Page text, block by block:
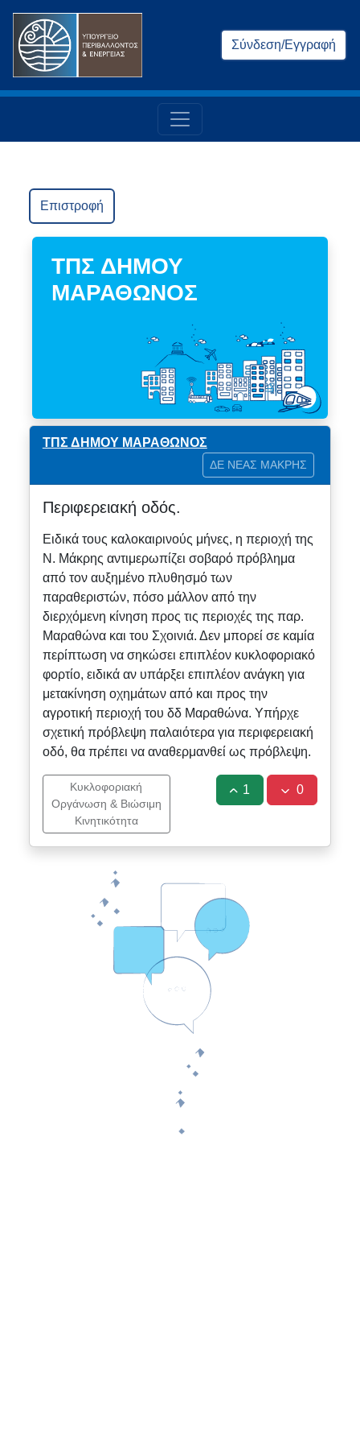
Σύνδεση/Εγγραφή
Επιστροφή
ΤΠΣ ΔΗΜΟΥ
ΜΑΡΑΘΩΝΟΣ
ΤΠΣ ΔΗΜΟΥ ΜΑΡΑΘΩΝΟΣ
ΔΕ ΝΕΑΣ ΜΑΚΡΗΣ
Περιφερειακή οδός.
Ειδικά τους καλοκαιρινούς μήνες, η περιοχή της
Ν. Μάκρης αντιμερωπίζει σοβαρό πρόβλημα
από τον αυξημένο πλυθησμό των
παραθεριστών, πόσο μάλλον από την
διερχόμενη κίνηση προς τις περιοχές της παρ.
Μαραθώνα και του Σχοινιά. Δεν μπορεί σε καμία
περίπτωση να σηκώσει επιπλέον κυκλοφοριακό
φορτίο, ειδικά αν υπάρξει επιπλέον ανάγκη για
μετακίνηση οχημάτων από και προς την
αγροτική περιοχή του δδ Μαραθώνα. Υπήρχε
σχετική πρόβλεψη παλαιότερα για περιφερειακή
οδό, θα πρέπει να αναθερμανθεί ως πρόβλεψη.
Κυκλοφοριακή
Οργάνωση & Βιώσιμη
Κινητικότητα
1 0